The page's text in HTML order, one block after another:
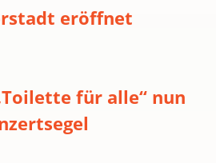
eröffnet
für alle“ nun